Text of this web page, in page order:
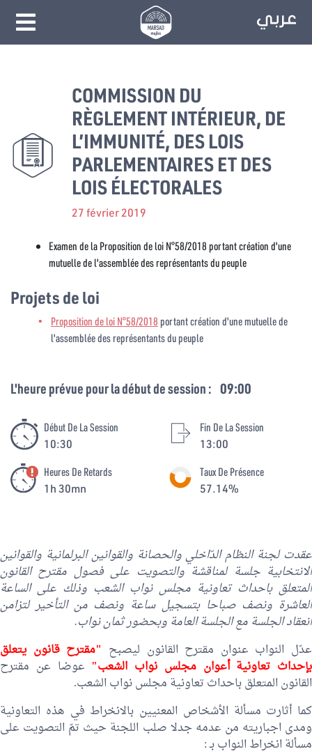
COMMISSION DU
RÈGLEMENT INTÉRIEUR, DE
L’IMMUNITÉ, DES LOIS
PARLEMENTAIRES ET DES
LOIS ÉLECTORALES
27 février 2019
Examen de la Proposition de loi N°58/2018 portant création d'une
mutuelle de l'assemblée des représentants du peuple
Projets de loi
Proposition de loi N°58/2018portant création d'une mutuelle de
l'assemblée des représentants du peuple
L'heure prévue pour la début de session : 09:00
Début De La Session
10:30
Fin De La Session
13:00
Heures De Retards
1h 30mn
Taux De Présence
57.14%
عقدت لجنة النظام الدّاخلي والحصانة والقوانين البرلمانية والقوانين
الانتخابية جلسة لمناقشة والتصويت على فصول مقترح القانون
المتعلق باحداث تعاونية مجلس نواب الشعب وذلك على الساعة
العاشرة ونصف صباحا بتسجيل ساعة ونصف من التأخير لتزامن
انعقاد الجلسة مع الجلسة العامة وبحضور ثمان نواب.
عدّل النواب عنوان مقترح القانون ليصبح "مقترح قانون يتعلق
بإحداث تعاونية أعوان مجلس نواب الشعب" عوضا عن مقترح
القانون المتعلق باحداث تعاونية مجلس نواب الشعب.
كما أثارت مسألة الأشخاص المعنيين بالانخراط في هذه التعاونية
ومدى اجباريته من عدمه جدلا صلب اللجنة حيث تمّ التصويت على
مسألة انخراط النواب بـ :